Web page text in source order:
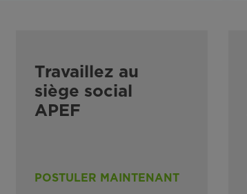
Travaillez au
siège social
APEF
POSTULER MAINTENANT